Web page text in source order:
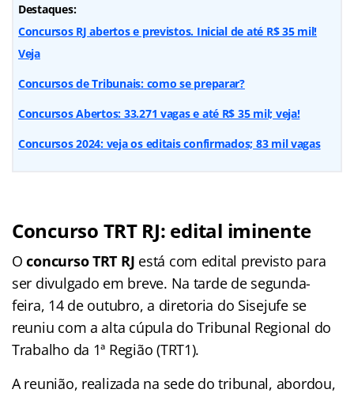
Destaques:
Concursos RJ abertos e previstos. Inicial de até R$ 35 mil!
Veja
Concursos de Tribunais: como se preparar?
Concursos Abertos: 33.271 vagas e até R$ 35 mil; veja!
Concursos 2024: veja os editais confirmados; 83 mil vagas
Concurso TRT RJ: edital iminente
Oconcurso TRT RJ está com edital previsto para
ser divulgado em breve. Na tarde de segunda-
feira, 14 de outubro, a diretoria do Sisejufe se
reuniu com a alta cúpula do Tribunal Regional do
Trabalho da 1ª Região (TRT1).
A reunião, realizada na sede do tribunal, abordou,